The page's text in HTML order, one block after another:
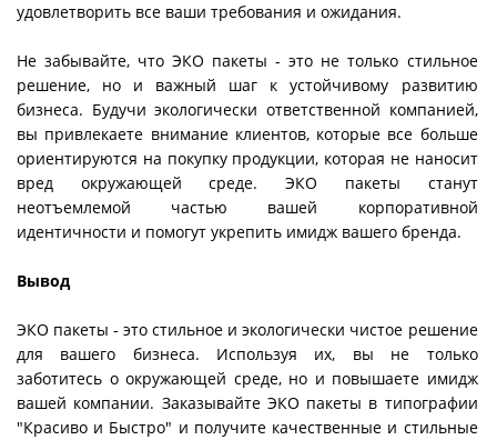
удовлетворить все ваши требования и ожидания.
Не забывайте, что ЭКО пакеты - это не только стильное
решение, но и важный шаг к устойчивому развитию
бизнеса. Будучи экологически ответственной компанией,
вы привлекаете внимание клиентов, которые все больше
ориентируются на покупку продукции, которая не наносит
вред окружающей среде. ЭКО пакеты станут
неотъемлемой частью вашей корпоративной
идентичности и помогут укрепить имидж вашего бренда.
Вывод
ЭКО пакеты - это стильное и экологически чистое решение
для вашего бизнеса. Используя их, вы не только
заботитесь о окружающей среде, но и повышаете имидж
вашей компании. Заказывайте ЭКО пакеты в типографии
"Красиво и Быстро" и получите качественные и стильные